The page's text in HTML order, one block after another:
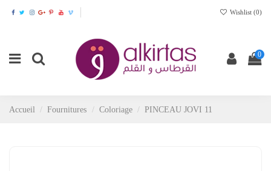
Wishlist (0)
0
Accueil Fournitures Coloriage PINCEAU JOVI 11